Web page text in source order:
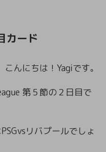
カード
こんにちは！Yagiです。
第５節の２日目で
リバプールでしょ